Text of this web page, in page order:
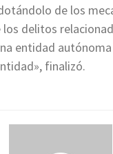
de los
delitos
entidad
finalizó.